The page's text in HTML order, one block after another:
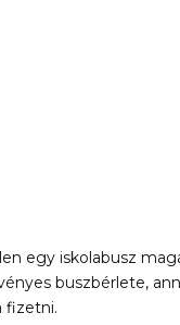
egy iskolabusz
buszbérlete,
fizetni.